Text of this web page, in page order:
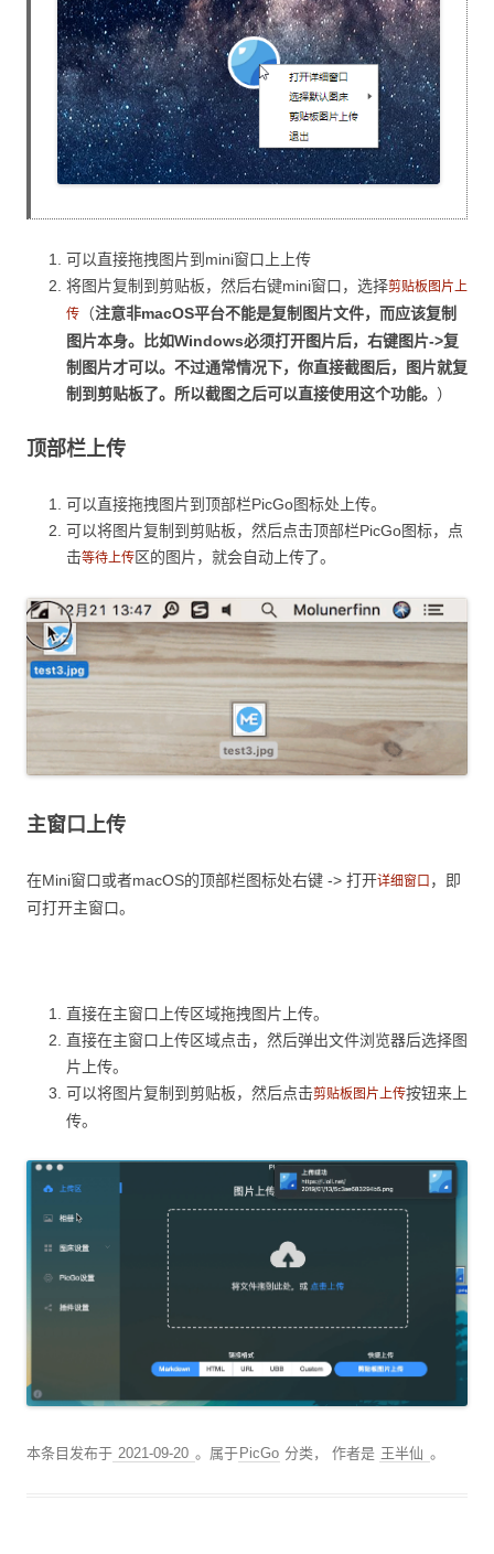
可以直接拖拽图片到mini窗口上上传
将图片复制到剪贴板，然后右键mini窗口，选择剪贴板图片上
传 （注意非macOS平台不能是复制图片文件，而应该复制
图片本身。比如Windows必须打开图片后，右键图片->复
制图片才可以。不过通常情况下，你直接截图后，图片就复
制到剪贴板了。所以截图之后可以直接使用这个功能。 ）
顶部栏上传
可以直接拖拽图片到顶部栏PicGo图标处上传。
可以将图片复制到剪贴板，然后点击顶部栏PicGo图标，点
击等待上传区的图片，就会自动上传了。
主窗口上传
在Mini窗口或者macOS的顶部栏图标处右键 -> 打开详细窗口 ，即
可打开主窗口。
直接在主窗口上传区域拖拽图片上传。
直接在主窗口上传区域点击，然后弹出文件浏览器后选择图
片上传。
可以将图片复制到剪贴板，然后点击剪贴板图片上传按钮来上
传。
本条目发布于 2021-09-20 。属于 PicGo 分类，作者是 王半仙 。